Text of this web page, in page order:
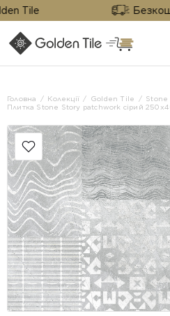
Tile
Головна Колекції Golden Tile
Stone
Плитка Stone Story patchwork сірий